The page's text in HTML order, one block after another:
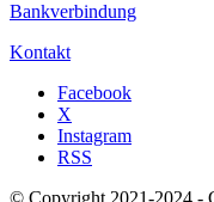
Bankverbindung
Kontakt
Facebook
X
Instagram
RSS